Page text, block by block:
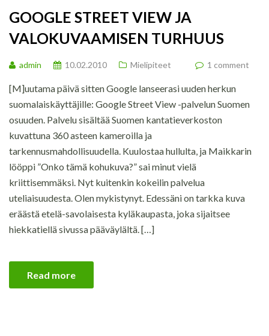
GOOGLE STREET VIEW JA
VALOKUVAAMISEN TURHUUS
admin 10.02.2010 Mielipiteet 1 comment
[M]uutama päivä sitten Google lanseerasi uuden herkun
suomalaiskäyttäjille: Google Street View -palvelun Suomen
osuuden. Palvelu sisältää Suomen kantatieverkoston
kuvattuna 360 asteen kameroilla ja
tarkennusmahdollisuudella. Kuulostaa hullulta, ja Maikkarin
lööppi ”Onko tämä kohukuva?” sai minut vielä
kriittisemmäksi. Nyt kuitenkin kokeilin palvelua
uteliaisuudesta. Olen mykistynyt. Edessäni on tarkka kuva
eräästä etelä-savolaisesta kyläkaupasta, joka sijaitsee
hiekkatiellä sivussa pääväylältä. […]
Read more